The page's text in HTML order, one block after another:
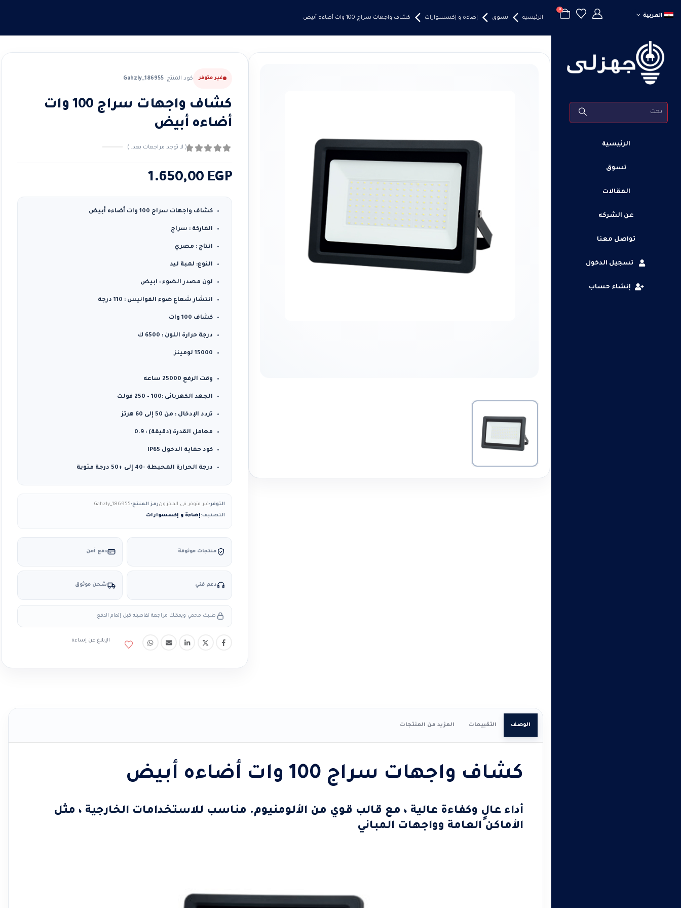
العربية
0
الرئيسية
تسوق
المقالات
عن الشركه
تواصل معنا
تسجيل الدخول
إنشاء حساب
الرئيسيه تسوق إضاءة و إكسسوارات كشاف واجهات سراج 100 وات أضاءه أبيض
غير متوفر كود المنتج:Gahzly_186955
كشاف واجهات سراج 100 وات
أضاءه أبيض
( لا توجد مراجعات بعد. )
1.650,00 EGP
كشاف واجهات سراج 100 وات أضاءه أبيض
الماركة : سراج
انتاج : مصري
النوع: لمبة ليد
لون مصدر الضوء : ابيض
انتشار شعاع ضوء الفوانيس : 110 درجة
كشاف 100 وات
درجة حرارة اللون : 6500 ك
15000 لومينز
وقت الرفع 25000 ساعه
الجهد الكهربائى :100 – 250 فولت
تردد الإدخال : من 50 إلى 60 هرتز
معامل القدرة (دقيقة) : 0.9
كود حماية الدخول IP65
درجة الحرارة المحيطة -40 إلى +50 درجة مئوية
التوفر:غير متوفر في المخزونرمز المنتج:Gahzly_186955
التصنيف:إضاءة و إكسسوارات
منتجات موثوقة دفع آمن
دعم فني شحن موثوق
طلبك محمي ويمكنك مراجعة تفاصيله قبل إتمام الدفع.
الإبلاغ عن إساءة
الوصف التقييمات المزيد من المنتجات
كشاف واجهات سراج 100 وات أضاءه أبيض
أداء عالٍ وكفاءة عالية ، مع قالب قوي من الألومنيوم. مناسب للاستخدامات الخارجية ، مثل
الأماكن العامة وواجهات المباني